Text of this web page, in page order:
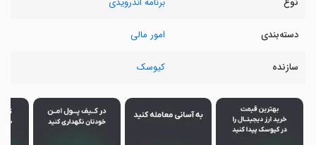
دسته‌بندی امور مالی
سازنده کیوسک